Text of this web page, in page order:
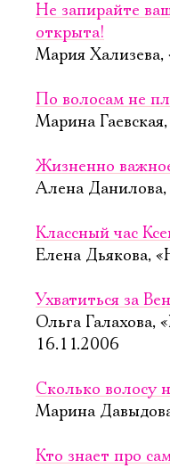
Не запирайте
открыта!
Мария
По волосам не
Марина
Жизненно
Алена Данилова,
Классный час
Елена Дьякова,
Ухватиться за
Ольга Галахова,
16.11.2006
Сколько волосу
Марина
Кто знает про